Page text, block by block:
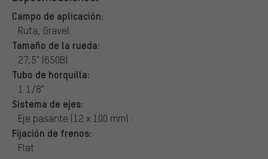
Campo de aplicación:
Ruta, Gravel
Tamaño de la rueda:
27,5" (650B)
Tubo de horquilla:
1 1/8"
Sistema de ejes:
Eje pasante (12 x 100 mm)
Fijación de frenos:
Flat